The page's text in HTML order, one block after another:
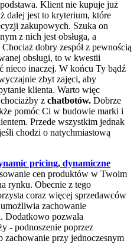
Klient nie kupuje już
dalej jest to kryterium, które
zakupowych. Szuka on
z nich jest obsługa, a
Chociaż dobry zespół z pewnością
obsługi, to w kwestii
nieco inaczej. W końcu Ty bądź
zbyt zajęci, aby
klienta. Warto więc
z chatbotów. Dobrze
pomóc Ci w budowie marki i
Przede wszystkim jednak
chodzi o natychmiastową
pricing, dynamiczne
cen produktów w Twoim
rynku. Obecnie z tego
coraz więcej sprzedawców
zachowanie
Dodatkowo pozwala
- podnoszenie poprzez
przy jednoczesnym